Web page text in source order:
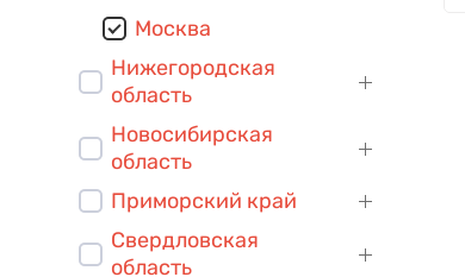
Москва
Нижегородская
область
Новосибирская
область
Приморский край
Свердловская
область